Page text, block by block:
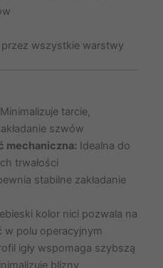
wszystkie warstwy
Minimalizuje tarcie,
szwów
mechaniczna: Idealna do
trwałości
stabilne zakładanie
kolor nici pozwala na
w polu operacyjnym
igły wspomaga szybszą
blizny